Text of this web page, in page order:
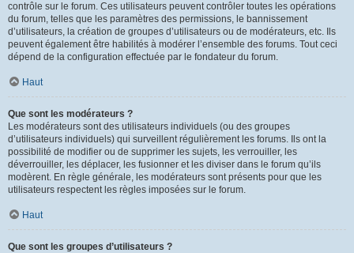
contrôle sur le forum. Ces utilisateurs peuvent contrôler toutes les opérations
du forum, telles que les paramètres des permissions, le bannissement
d’utilisateurs, la création de groupes d’utilisateurs ou de modérateurs, etc. Ils
peuvent également être habilités à modérer l’ensemble des forums. Tout ceci
dépend de la configuration effectuée par le fondateur du forum.
Haut
Que sont les modérateurs ?
Les modérateurs sont des utilisateurs individuels (ou des groupes
d’utilisateurs individuels) qui surveillent régulièrement les forums. Ils ont la
possibilité de modifier ou de supprimer les sujets, les verrouiller, les
déverrouiller, les déplacer, les fusionner et les diviser dans le forum qu’ils
modèrent. En règle générale, les modérateurs sont présents pour que les
utilisateurs respectent les règles imposées sur le forum.
Haut
Que sont les groupes d’utilisateurs ?